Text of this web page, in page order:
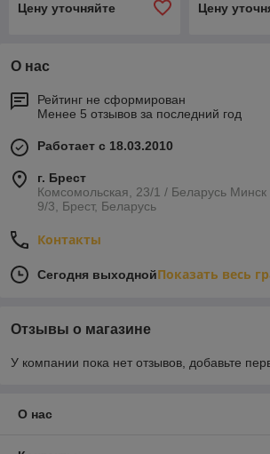
Цену уточняйте
Цену
О нас
Рейтинг не сформирован
Менее 5 отзывов за последний год
Работает с 18.03.2010
г. Брест
Комсомольская, 23/1 / Беларусь Минск
9/3, Брест, Беларусь
Контакты
Сегодня выходнойПоказать весь
Отзывы о магазине
У компании пока нет отзывов, добавьте
О нас